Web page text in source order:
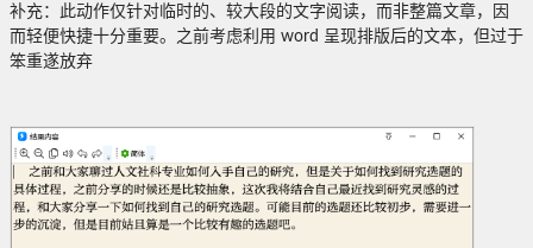
补充：此动作仅针对临时的、较大段的文字阅读，而非整篇文章，因
而轻便快捷十分重要。之前考虑利用 word 呈现排版后的文本，但过于
笨重遂放弃